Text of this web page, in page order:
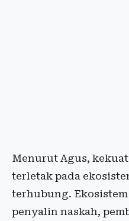
Menurut Agus,
terletak pada
terhubung.
penyalin naskah,